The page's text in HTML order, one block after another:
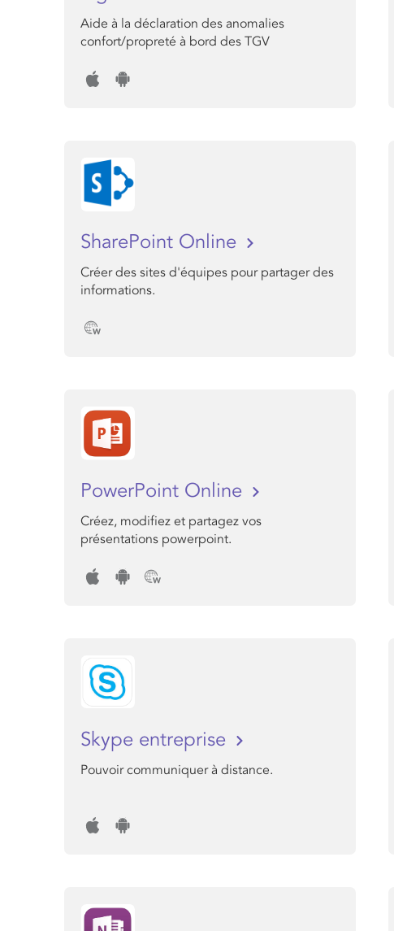
Aide à la déclaration des anomalies
confort/propreté à bord des TGV
SharePoint Online
Créer des sites d'équipes pour partager des
informations.
PowerPoint Online
Créez, modifiez et partagez vos
présentations powerpoint.
Skype entreprise
Pouvoir communiquer à distance.